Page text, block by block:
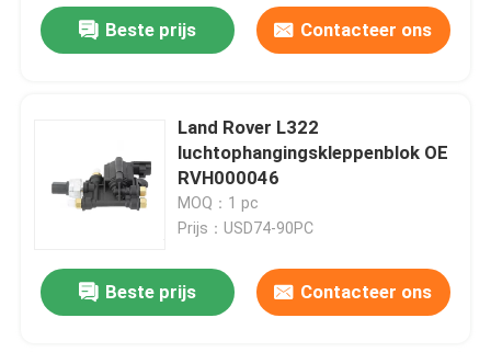
Thuis
Beste prijs Contacteer ons
Land Rover L322
luchtophangingskleppenblok OE
RVH000046
MOQ：1 pc
Prijs：USD74-90PC
Beste prijs Contacteer ons